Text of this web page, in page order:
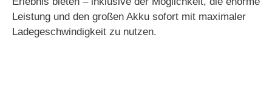
Leistung und den großen Akku sofort mit maximaler
Ladegeschwindigkeit zu nutzen.